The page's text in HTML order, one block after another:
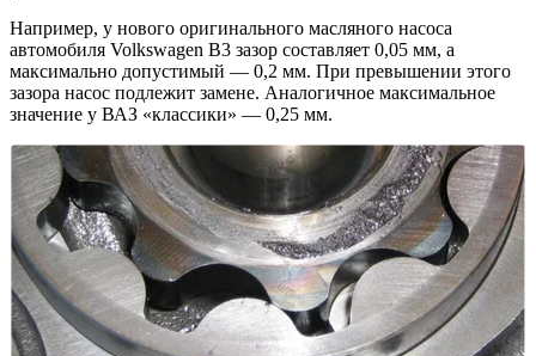
Например, у нового оригинального масляного насоса
автомобиля Volkswagen B3 зазор составляет 0,05 мм, а
максимально допустимый — 0,2 мм. При превышении этого
зазора насос подлежит замене. Аналогичное максимальное
значение у ВАЗ «классики» — 0,25 мм.